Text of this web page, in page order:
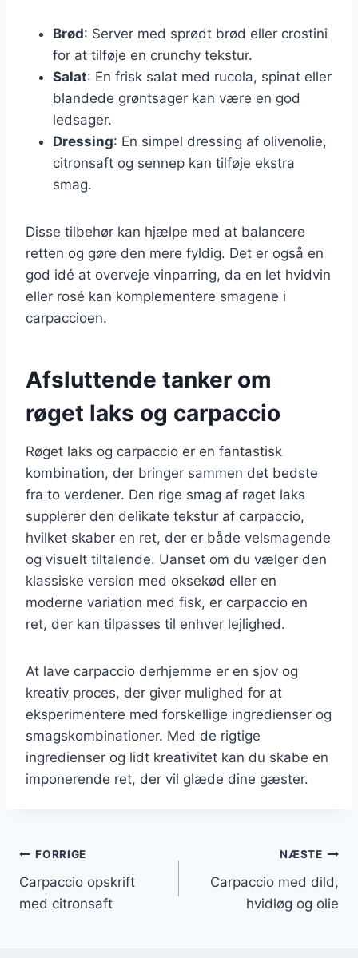
Brød: Server med sprødt brød eller crostini
for at tilføje en crunchy tekstur.
Salat: En frisk salat med rucola, spinat eller
blandede grøntsager kan være en god
ledsager.
Dressing: En simpel dressing af olivenolie,
citronsaft og sennep kan tilføje ekstra
smag.
Disse tilbehør kan hjælpe med at balancere
retten og gøre den mere fyldig. Det er også en
god idé at overveje vinparring, da en let hvidvin
eller rosé kan komplementere smagene i
carpaccioen.
Afsluttende tanker om
røget laks og carpaccio
Røget laks og carpaccio er en fantastisk
kombination, der bringer sammen det bedste
fra to verdener. Den rige smag af røget laks
supplerer den delikate tekstur af carpaccio,
hvilket skaber en ret, der er både velsmagende
og visuelt tiltalende. Uanset om du vælger den
klassiske version med oksekød eller en
moderne variation med fisk, er carpaccio en
ret, der kan tilpasses til enhver lejlighed.
At lave carpaccio derhjemme er en sjov og
kreativ proces, der giver mulighed for at
eksperimentere med forskellige ingredienser og
smagskombinationer. Med de rigtige
ingredienser og lidt kreativitet kan du skabe en
imponerende ret, der vil glæde dine gæster.
Indlægsnavigation
FORRIGE
Carpaccio opskrift
med citronsaft
NÆSTE
Carpaccio med dild,
hvidløg og olie